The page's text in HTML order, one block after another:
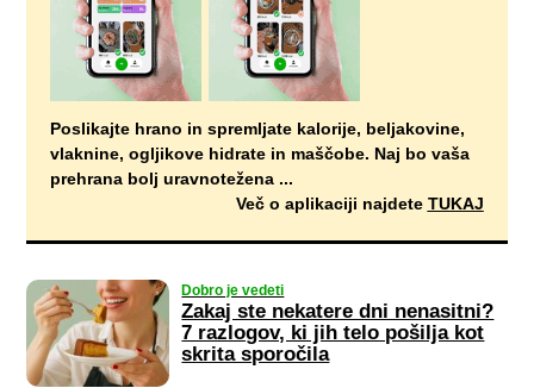
Poslikajte hrano in spremljate kalorije, beljakovine,
vlaknine,ogljikove hidrate in maščobe. Naj bo vaša
prehrana bolj uravnotežena ...
Več o aplikaciji najdete TUKAJ
Dobro je vedeti
Zakaj ste nekatere dni nenasitni?
7 razlogov, ki jih telo pošilja kot
skrita sporočila